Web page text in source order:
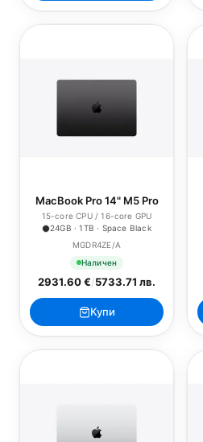
MacBook Pro 14" M5 Pro
15-core CPU / 16-core GPU
24GB · 1TB · Space Black
MGDR4ZE/A
Наличен
2931.60 €/5733.71 лв.
Купи